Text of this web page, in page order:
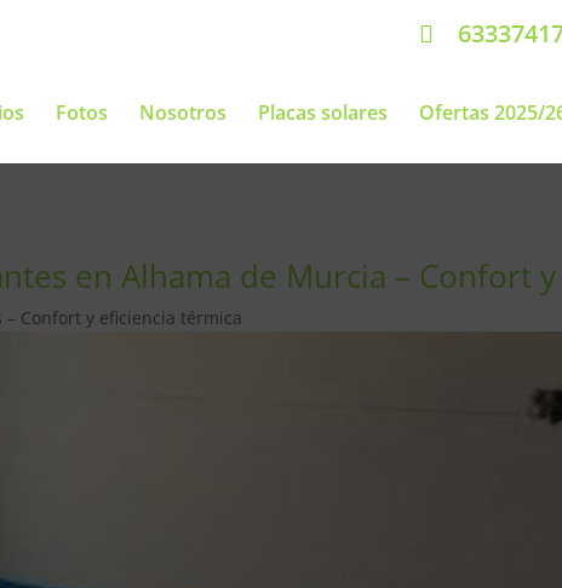
Fotos Nosotros Placas solares Ofertas 2025/
en Alhama de Murcia – Confort
Confort y eficiencia térmica